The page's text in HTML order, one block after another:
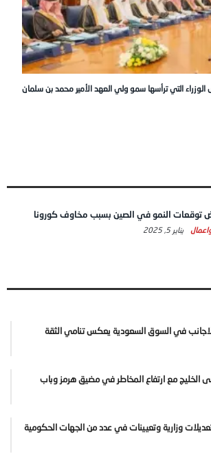
التي ترأسها سمو ولي العهد الأمير محمد بن سلمان
توقعات النمو في الصين بسبب مخاوف كورونا
يناير 5, 2025
في السوق السعودية يعكس تنامي الثقة
الخليج مع ارتفاع المخاطر في مضيق هرمز وباب
وزارية وتعيينات في عدد من الجهات الحكومية